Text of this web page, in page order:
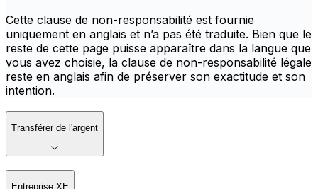
Cette clause de non-responsabilité est fournie
uniquement en anglais et n’a pas été traduite. Bien que le
reste de cette page puisse apparaître dans la langue que
vous avez choisie, la clause de non-responsabilité légale
reste en anglais afin de préserver son exactitude et son
intention.
Transférer de l'argent
Entreprise XE